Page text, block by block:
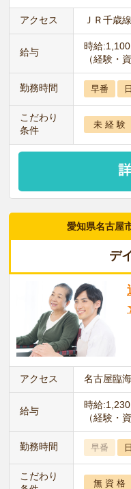
アクセス ＪＲ千歳
給与
時給
（経験・
勤務時間 早番
こだわり
条件
未 経 験
愛知県名古屋
デ
アクセス 名古屋臨
給与
時給
（経験・
勤務時間 早番
こだわり
無 資 格